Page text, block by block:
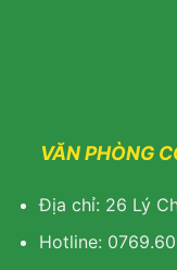
VĂN PHÒNG
Địa chỉ: 26 Lý
Hotline: